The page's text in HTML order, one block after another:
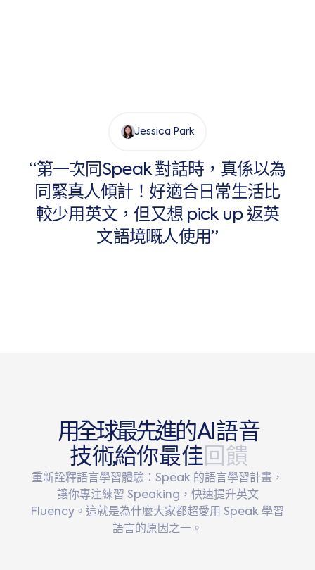
Jessica Park
“第一次同Speak 對話時，真係以為
同緊真人傾計！好適合日常生活比
較少用英文，但又想 pick up 返英
文語境嘅人使用”
用全球最先進的AI 語音
技術,給你最佳 回饋
重新詮釋語言學習體驗：Speak 的語言學習計畫，
讓你專注練習 Speaking，快速提升英文
Fluency。這就是為什麼大家都超愛用 Speak 學習
語言的原因之一。